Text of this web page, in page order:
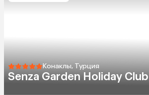
Конаклы, Турция
Senza Garden Holiday Club